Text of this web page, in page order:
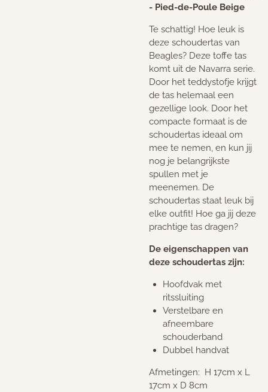
- Pied-de-Poule Beige
Te schattig! Hoe leuk is
deze schoudertas van
Beagles? Deze toffe tas
komt uit de Navarra serie.
Door het teddystofje krijgt
de tas helemaal een
gezellige look. Door het
compacte formaat is de
schoudertas ideaal om
mee te nemen, en kun jij
nog je belangrijkste
spullen met je
meenemen. De
schoudertas staat leuk bij
elke outfit! Hoe ga jij deze
prachtige tas dragen?
De eigenschappen van
deze schoudertas zijn:
Hoofdvak met
ritssluiting
Verstelbare en
afneembare
schouderband
Dubbel handvat
Afmetingen: H 17cm x L
17cm x D 8cm